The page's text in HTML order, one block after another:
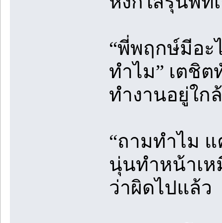
“พี่พฤกษ์มีอะ
ทำไม” เตชิ
ทำงานอยู่ใก
“ถามทำไม
นุ่นทำหน้าเห
ว่าผิดไปแล้ว